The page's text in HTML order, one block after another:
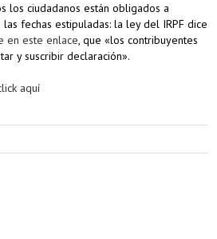
los ciudadanos están obligados a
fechas estipuladas: la ley del IRPF dice
en este enlace, que «los contribuyentes
y suscribir declaración».
aquí